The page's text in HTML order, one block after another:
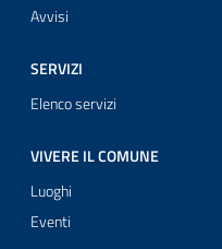
Avvisi
SERVIZI
Elenco servizi
VIVERE IL COMUNE
Luoghi
Eventi